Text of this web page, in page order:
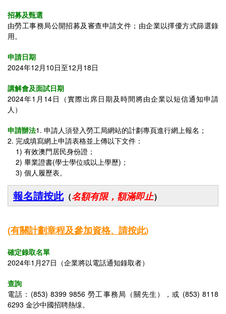
招募及甄選
由勞工事務局公開招募及審查申請文件；由企業以擇優方式篩選錄
用。
申請日期
2024年12月10日至12月18日
講解會及面試日期
2024年1月14日（實際出席日期及時間將由企業以短信通知申請
人）
申請辦法1. 申請人須登入勞工局網站的計劃專頁進行網上報名；
2. 完成填寫網上申請表格並上傳以下文件：
1) 有效澳門居民身份證；
2) 畢業證書(學士學位或以上學歷) ；
3) 個人履歷表。
報名請按此（名額有限，額滿即止）
(有關計劃章程及參加資格、 請按此)
確定錄取名單
2024年1月27日（企業將以電話通知錄取者）
查詢
電話：(853) 8399 9856 勞工事務局（關先生），或 (853) 8118
6293 金沙中國招聘熱缐。